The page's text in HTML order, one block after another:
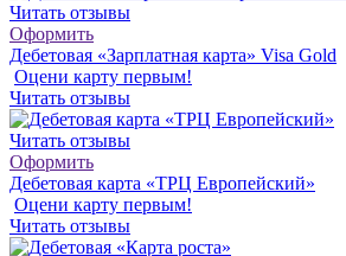
Читать отзывы
Оформить
Дебетовая «Зарплатная карта» Visa Gold
Оцени карту первым!
Читать отзывы
Читать отзывы
Оформить
Дебетовая карта «ТРЦ Европейский»
Оцени карту первым!
Читать отзывы